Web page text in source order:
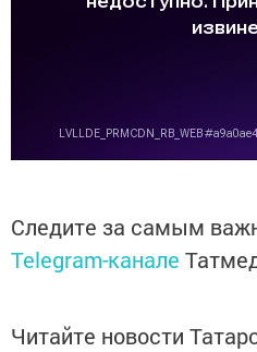
Следите за самым
Telegram-канале
Читайте новости